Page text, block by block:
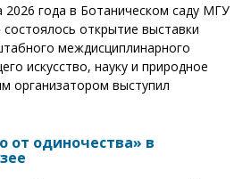
2026 года в Ботаническом саду МГУ
состоялось открытие выставки
междисциплинарного
искусство, науку и природное
организатором выступил
от одиночества» в